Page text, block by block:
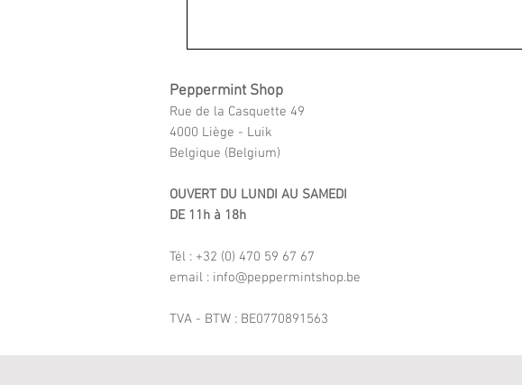
Peppermint Shop
Rue de la Casquette 49
4000 Liège - Luik
Belgique (Belgium)
OUVERT DU LUNDI AU SAMEDI
DE 11h à 18h
Tél : +32 (0) 470 59 67 67
email : info@peppermintshop.be
TVA - BTW : BE0770891563